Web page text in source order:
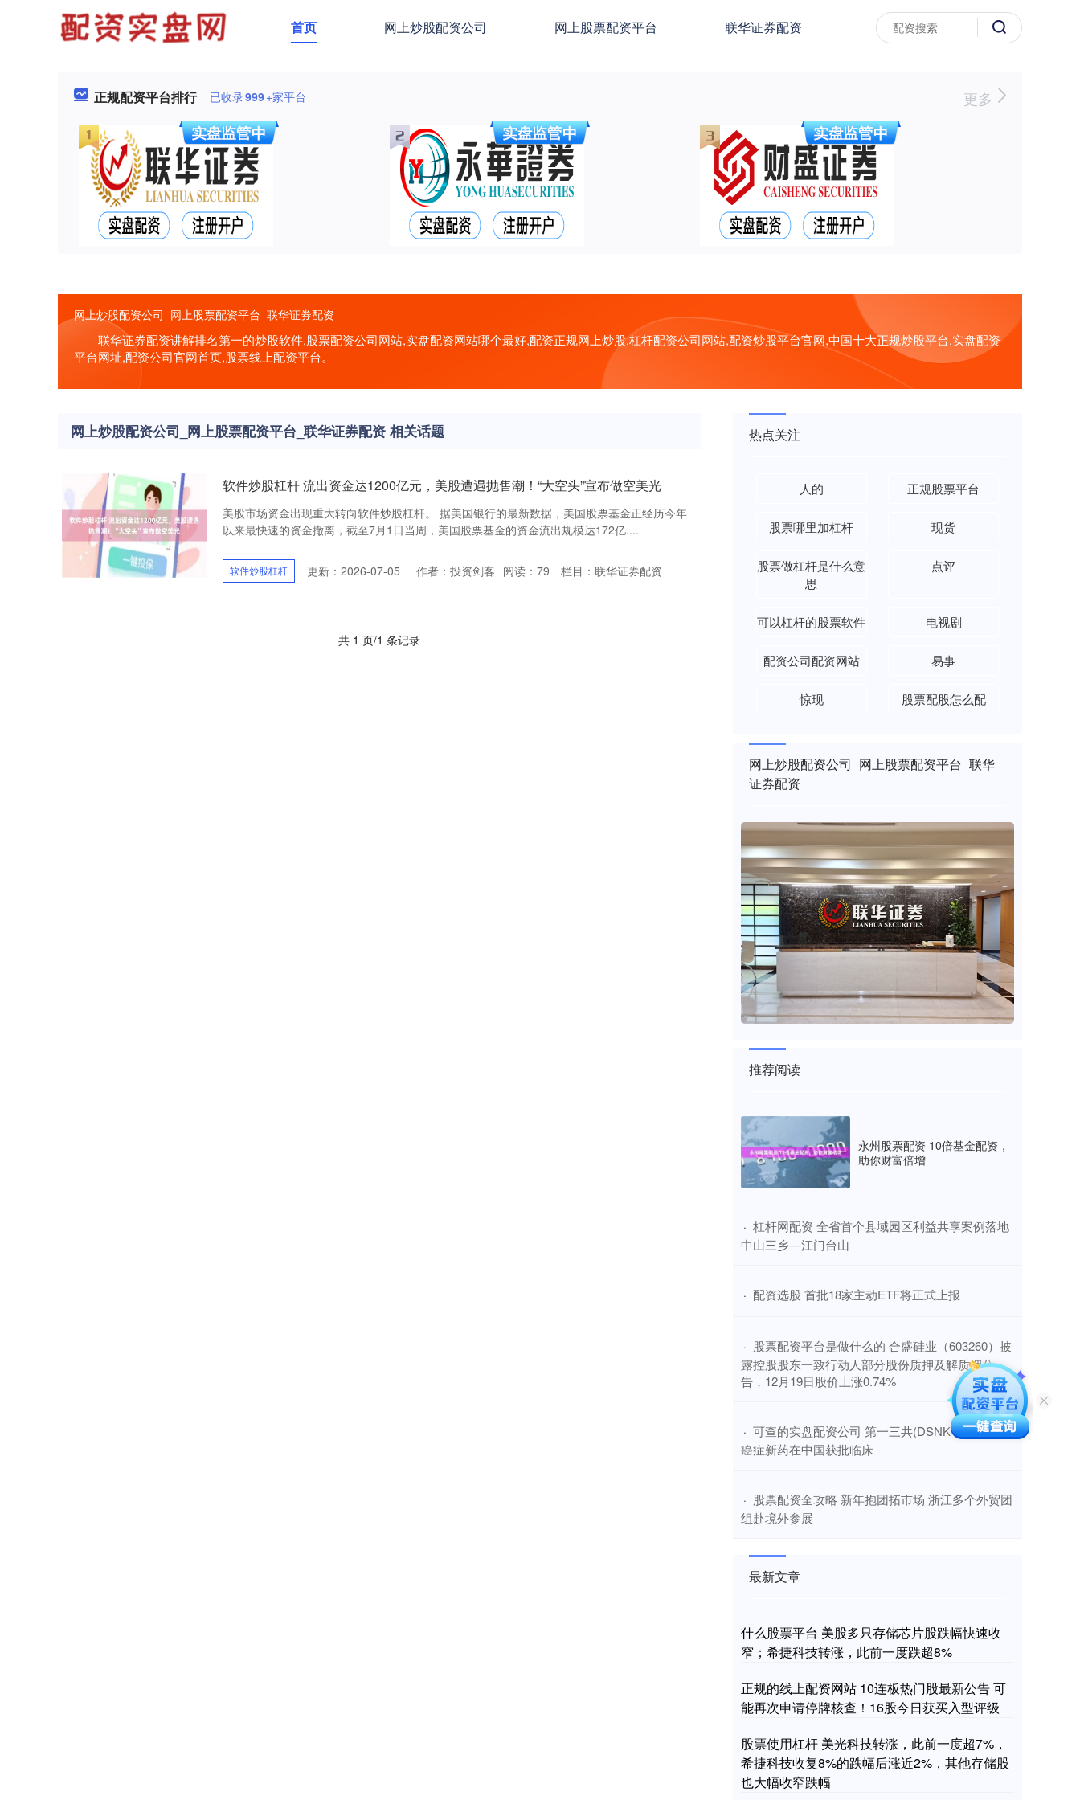
首页 网上炒股配资公司 网上股票配资平台 联华证券配资
正规配资平台排行 已收录999+家平台 更多
网上炒股配资公司_网上股票配资平台_联华证券配资
联华证券配资讲解排名第一的炒股软件,股票配资公司网站,实盘配资网站哪个最好,配资正规网上炒股,杠杆配资公司网站,配资炒股平台官网,中国十大正规炒股平台,实盘配资
平台网址,配资公司官网首页,股票线上配资平台。
网上炒股配资公司_网上股票配资平台_联华证券配资 相关话题
软件炒股杠杆 流出资金达1200亿元，美股遭遇抛售潮！“大空头”宣布做空美光
美股市场资金出现重大转向软件炒股杠杆。 据美国银行的最新数据，美国股票基金正经历今年
以来最快速的资金撤离，截至7月1日当周，美国股票基金的资金流出规模达172亿....
软件炒股杠杆 更新：2026-07-05 作者：投资剑客 阅读： 79 栏目： 联华证券配资
共 1 页/1 条记录
热点关注
人的 正规股票平台
股票哪里加杠杆 现货
股票做杠杆是什么意
思
点评
可以杠杆的股票软件 电视剧
配资公司配资网站 易事
惊现 股票配股怎么配
网上炒股配资公司_网上股票配资平台_联华
证券配资
推荐阅读
永州股票配资 10倍基金配资，
助你财富倍增
· ​杠杆网配资 全省首个县域园区利益共享案例落地
中山三乡—江门台山
· ​配资选股 首批18家主动ETF将正式上报
· ​股票配资平台是做什么的 合盛硅业（603260）披
露控股股东一致行动人部分股份质押及解质押公
告，12月19日股价上涨0.74%
· ​可查的实盘配资公司 第一三共(DSNKY.US)ADC
癌症新药在中国获批临床
· ​股票配资全攻略 新年抱团拓市场 浙江多个外贸团
组赴境外参展
最新文章
什么股票平台 美股多只存储芯片股跌幅快速收
窄；希捷科技转涨，此前一度跌超8%
正规的线上配资网站 10连板热门股最新公告 可
能再次申请停牌核查！16股今日获买入型评级
股票使用杠杆 美光科技转涨，此前一度超7%，
希捷科技收复8%的跌幅后涨近2%，其他存储股
也大幅收窄跌幅